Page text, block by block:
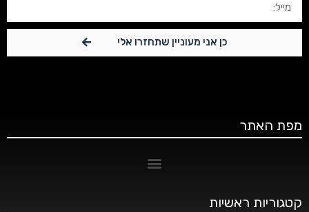
כן אני מעוניין שתחזרו אלי
מפת האתר
קטגוריות ראשיות